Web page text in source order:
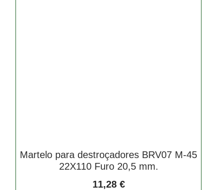
Martelo para destroçadores BRV07 M-45
22X110 Furo 20,5 mm.
11,28 €